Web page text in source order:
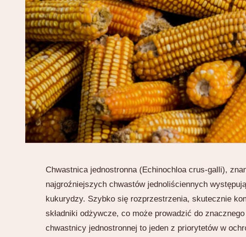
Chwastnica jednostronna (Echinochloa crus-galli),
najgroźniejszych chwastów jednoliściennych
kukurydzy. Szybko się rozprzestrzenia, skutecznie
składniki odżywcze, co może prowadzić do
chwastnicy jednostronnej to jeden z priorytetów w